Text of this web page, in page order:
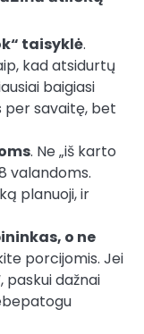
taisyklė.
kad atsidurtų
baigiasi
per savaitę, bet
. Ne „iš karto
valandoms.
planuoji, ir
o ne
porcijomis. Jei
paskui dažnai